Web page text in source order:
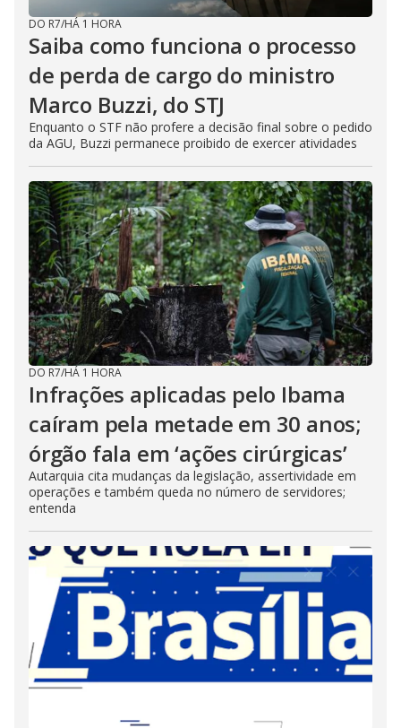
DO R7/HÁ 1 HORA
Saiba como funciona o processo
de perda de cargo do ministro
Marco Buzzi, do STJ
Enquanto o STF não profere a decisão final sobre o pedido
da AGU, Buzzi permanece proibido de exercer atividades
DO R7/HÁ 1 HORA
Infrações aplicadas pelo Ibama
caíram pela metade em 30 anos;
órgão fala em ‘ações cirúrgicas’
Autarquia cita mudanças da legislação, assertividade em
operações e também queda no número de servidores;
entenda